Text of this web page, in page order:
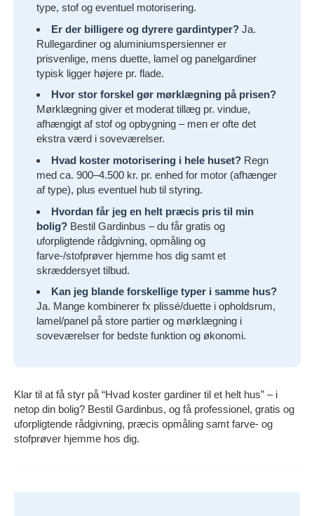
type, stof og eventuel motorisering.
Er der billigere og dyrere gardintyper? Ja.
Rullegardiner og aluminiumspersienner er
prisvenlige, mens duette, lamel og panelgardiner
typisk ligger højere pr. flade.
Hvor stor forskel gør mørklægning på prisen?
Mørklægning giver et moderat tillæg pr. vindue,
afhængigt af stof og opbygning – men er ofte det
ekstra værd i soveværelser.
Hvad koster motorisering i hele huset? Regn
med ca. 900–4.500 kr. pr. enhed for motor (afhænger
af type), plus eventuel hub til styring.
Hvordan får jeg en helt præcis pris til min
bolig? Bestil Gardinbus – du får gratis og
uforpligtende rådgivning, opmåling og
farve-/stofprøver hjemme hos dig samt et
skræddersyet tilbud.
Kan jeg blande forskellige typer i samme hus?
Ja. Mange kombinerer fx plissé/duette i opholdsrum,
lamel/panel på store partier og mørklægning i
soveværelser for bedste funktion og økonomi.
Klar til at få styr på “Hvad koster gardiner til et helt hus” – i
netop din bolig? Bestil Gardinbus, og få professionel, gratis og
uforpligtende rådgivning, præcis opmåling samt farve- og
stofprøver hjemme hos dig.